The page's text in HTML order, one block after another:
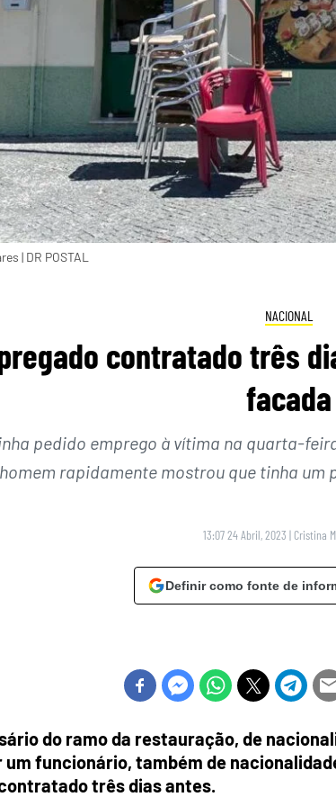
| DR POSTAL
NACIONAL
contratado três
facada
pedido emprego à vítima na quarta-
rapidamente mostrou que tinha
13:07 24 Abril, 2023 | Cristina
Definir como fonte de
do ramo da restauração, de
funcionário, também de
três dias antes.